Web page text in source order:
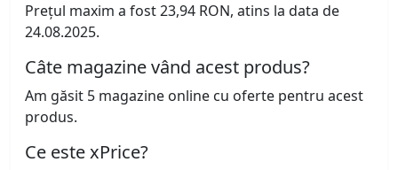
Prețul maxim a fost 23,94 RON, atins la data de
24.08.2025.
Câte magazine vând acest produs?
Am găsit 5 magazine online cu oferte pentru acest
produs.
Ce este xPrice?